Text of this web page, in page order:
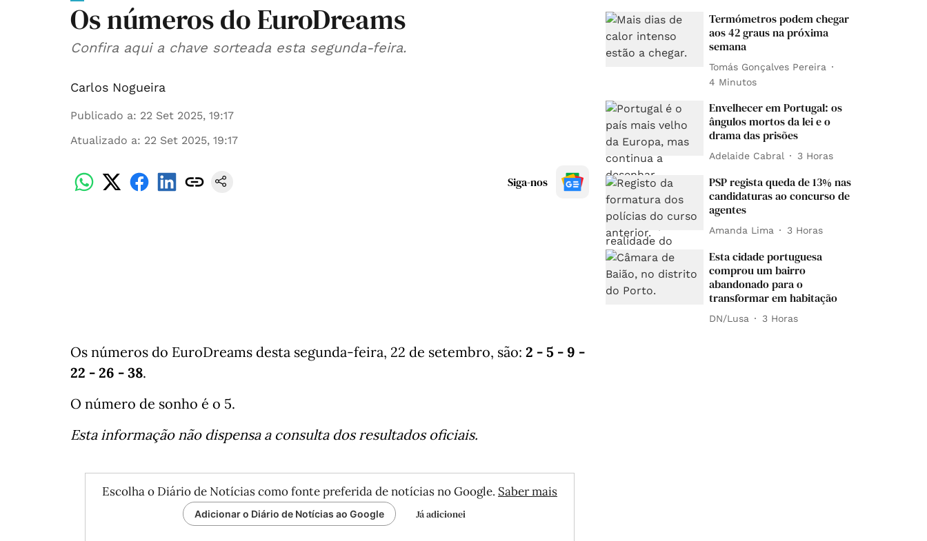
Os números do EuroDreams
Confira aqui a chave sorteada esta segunda-feira.
Carlos Nogueira
Publicado a: 22 Set 2025, 19:17
Atualizado a: 22 Set 2025, 19:17
Siga-nos
Os números do EuroDreams desta segunda-feira, 22 de setembro, são: 2 - 5 - 9 -
22 - 26 - 38.
O número de sonho é o 5.
Esta informação não dispensa a consulta dos resultados oficiais.
Escolha o Diário de Notícias como fonte preferida de notícias no Google. Saber mais
Adicionar o Diário de Notícias ao Google Já adicionei
Termómetros podem chegar
aos 42 graus na próxima
semana
Tomás Gonçalves Pereira
4 Minutos
Envelhecer em Portugal: os
ângulos mortos da lei e o
drama das prisões
Adelaide Cabral 3 Horas
PSP regista queda de 13% nas
candidaturas ao concurso de
agentes
Amanda Lima 3 Horas
Esta cidade portuguesa
comprou um bairro
abandonado para o
transformar em habitação
DN/Lusa 3 Horas